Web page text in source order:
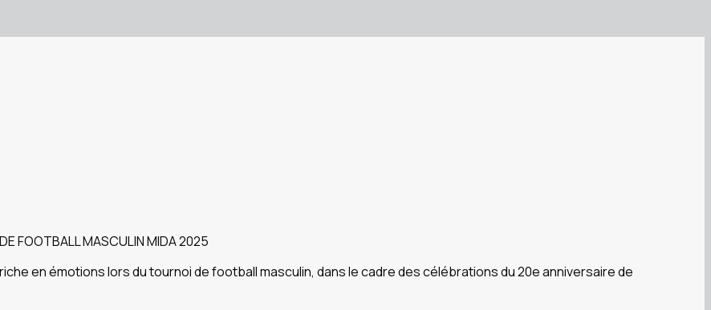
FOOTBALL MASCULIN MIDA 2025
en émotions lors du tournoi de football masculin, dans le cadre des célébrations du 20e anniversaire de